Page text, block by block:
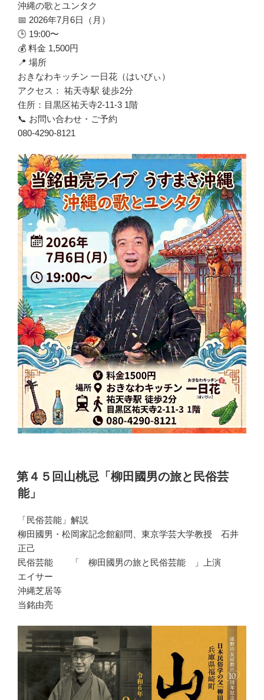
沖縄の歌とユンタク
📅 2026年7月6日（月）
🕒 19:00〜
💰 料金 1,500円
📍 場所
おきなわキッチン 一日花（はいびぃ）
アクセス： 祐天寺駅 徒歩2分
住所：目黒区祐天寺2-11-3 1階
📞 お問い合わせ・ご予約
080-4290-8121
第４５回山桃忌「柳田國男の旅と民俗芸
能」
「民俗芸能」解説
柳田國男・松岡家記念館顧問、東京学芸大学教授 石井
正己
民俗芸能 「 柳田國男の旅と民俗芸能 」上演
エイサー
沖縄芝居等
当銘由亮